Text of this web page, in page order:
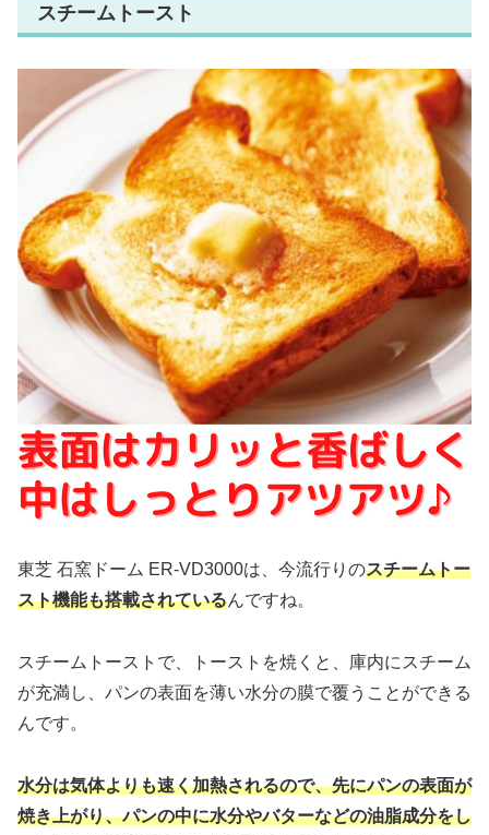
スチームトースト
東芝 石窯ドーム ER-VD3000は、今流行りのスチームトー
スト機能も搭載されているんですね。
スチームトーストで、トーストを焼くと、庫内にスチーム
が充満し、パンの表面を薄い水分の膜で覆うことができる
んです。
水分は気体よりも速く加熱されるので、先にパンの表面が
焼き上がり、パンの中に水分やバターなどの油脂成分をし